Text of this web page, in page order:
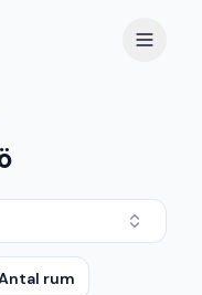
rum